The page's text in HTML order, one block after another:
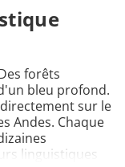
forêts
bleu profond.
sur le
Andes. Chaque
linguistiques